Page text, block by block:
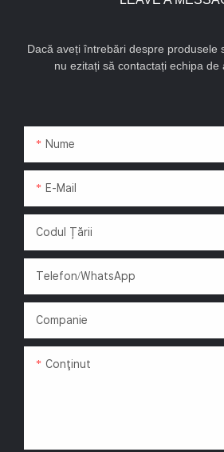
Dacă aveți întrebări despre produsele
nu ezitați să contactați echipa de
Nume
E-Mail
Codul Țării
Telefon/WhatsApp
Companie
Conţinut